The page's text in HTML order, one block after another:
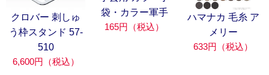
クロバー 刺しゅ
う枠スタンド 57-
510
6,600円（税込）
袋・カラー軍手
165円（税込）
ハマナカ 毛糸 ア
メリー
633円（税込）